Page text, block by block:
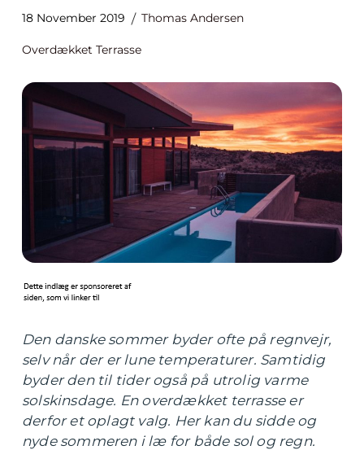
18 November 2019 Thomas Andersen
Overdækket Terrasse
Den danske sommer byder ofte på regnvejr,
selv når der er lune temperaturer. Samtidig
byder den til tider også på utrolig varme
solskinsdage. En overdækket terrasse er
derfor et oplagt valg. Her kan du sidde og
nyde sommeren i læ for både sol og regn.